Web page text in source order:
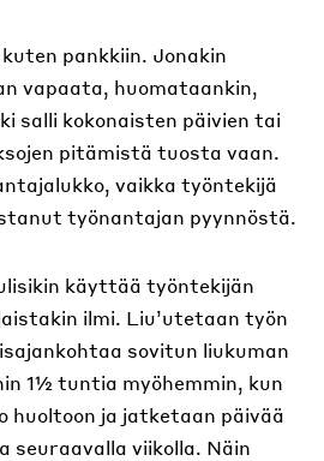
pankkiin. Jonakin
vapaata, huomataankin,
salli kokonaisten päivien tai
pitämistä tuosta vaan.
vaikka työntekijä
työnantajan pyynnöstä.
käyttää työntekijän
ilmi. Liu’utetaan työn
sovitun liukuman
1½ tuntia myöhemmin, kun
huoltoon ja jatketaan päivää
seuraavalla viikolla. Näin